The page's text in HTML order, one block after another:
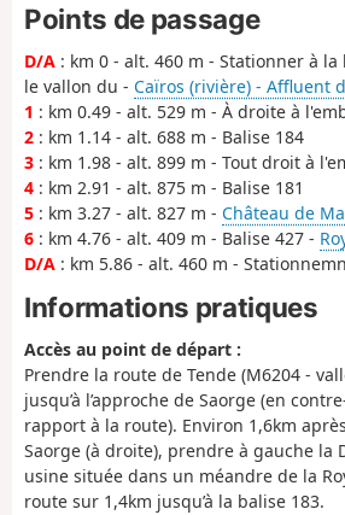
Points de passage
D/A : km 0 - alt. 460 m - Stationner à la
le vallon du - Caïros (rivière) - Affluent
1 : km 0.49 - alt. 529 m - À droite à
2 : km 1.14 - alt. 688 m - Balise 184
3 : km 1.98 - alt. 899 m - Tout droit à
4 : km 2.91 - alt. 875 m - Balise 181
5 : km 3.27 - alt. 827 m - Château de
6 : km 4.76 - alt. 409 m - Balise 427 -
D/A : km 5.86 - alt. 460 m -
Informations pratiques
Accès au point de départ :
Prendre la route de Tende (M6204 -
jusqu’à l’approche de Saorge (en
rapport à la route). Environ 1,6km
Saorge (à droite), prendre à gauche la
usine située dans un méandre de la
route sur 1,4km jusqu’à la balise 183.